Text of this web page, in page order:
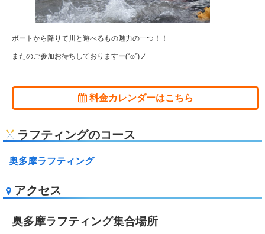
ボートから降りて川と遊べるもの魅力の一つ！！
またのご参加お待ちしておりますー(‘ω’)ノ
料金カレンダーはこちら
ラフティングのコース
奥多摩ラフティング
アクセス
奥多摩ラフティング集合場所